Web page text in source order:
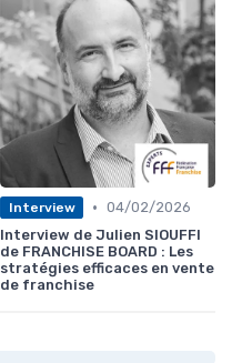
Interview • 04/02/2026
Interview de Julien SIOUFFI
de FRANCHISE BOARD : Les
stratégies efficaces en vente
de franchise